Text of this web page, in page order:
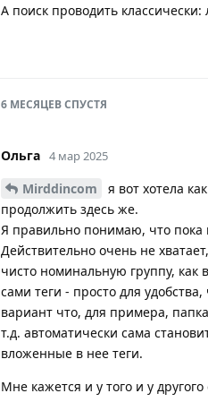
А поиск проводить
6 МЕСЯЦЕВСПУСТЯ
Ольга 4 мар 2025
Mirddincom
я вот хотела
продолжить здесь же.
Я правильно понимаю, что пока
Действительно очень не
чисто номинальную группу, как
сами теги - просто для
вариант что, для примера,
т.д. автоматически сама
вложенные в нее теги.
Мне кажется и у того и у